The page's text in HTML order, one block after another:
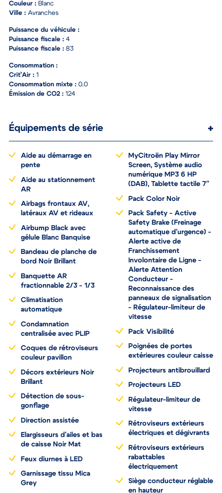
Couleur : Blanc
Ville : Avranches
Puissance du véhicule :
Puissance fiscale : 4
Puissance fiscale : 83
Consommation :
Crit’Air : 1
Consommation mixte : 0.0
Émission de CO2 : 124
Équipements de série
Aide au démarrage en
pente
Aide au stationnement
AR
Airbags frontaux AV,
latéraux AV et rideaux
Airbump Black avec
gélule Blanc Banquise
Bandeau de planche de
bord Noir Brillant
Banquette AR
fractionnable 2/3 - 1/3
Climatisation
automatique
Condamnation
centralisée avec PLIP
Coques de rétroviseurs
couleur pavillon
Décors extérieurs Noir
Brillant
Détection de sous-
gonflage
Direction assistée
Elargisseurs d'ailes et bas
de caisse Noir Mat
Feux diurnes à LED
Garnissage tissu Mica
Grey
MyCitroën Play Mirror
Screen, Système audio
numérique MP3 6 HP
(DAB), Tablette tactile 7''
Pack Color Noir
Pack Safety - Active
Safety Brake (Freinage
automatique d'urgence) -
Alerte active de
Franchissement
Involontaire de Ligne -
Alerte Attention
Conducteur -
Reconnaissance des
panneaux de signalisation
- Régulateur-limiteur de
vitesse
Pack Visibilité
Poignées de portes
extérieures couleur caisse
Projecteurs antibrouillard
Projecteurs LED
Régulateur-limiteur de
vitesse
Rétroviseurs extérieurs
électriques et dégivrants
Rétroviseurs extérieurs
rabattables
électriquement
Siège conducteur réglable
en hauteur